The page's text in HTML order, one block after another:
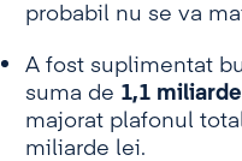
probabil nu se va
A fost suplimentat
suma de 1,1
majorat plafonul
miliarde lei.